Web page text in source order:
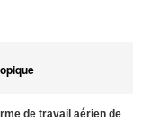
de travail aérien de